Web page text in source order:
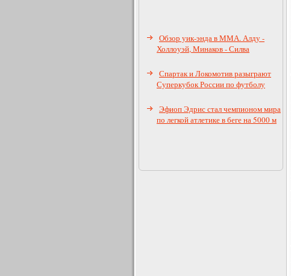
Обзор уик-энда в ММА. Алду -
Холлоуэй, Минаков - Силва
Спартак и Локомотив разыграют
Суперкубок России по футболу
Эфиоп Эдрис стал чемпионом мира
по легкой атлетике в беге на 5000 м